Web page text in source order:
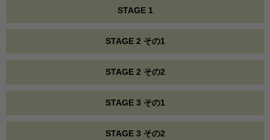
STAGE 1
STAGE 2 その1
STAGE 2 その2
STAGE 3 その1
STAGE 3 その2